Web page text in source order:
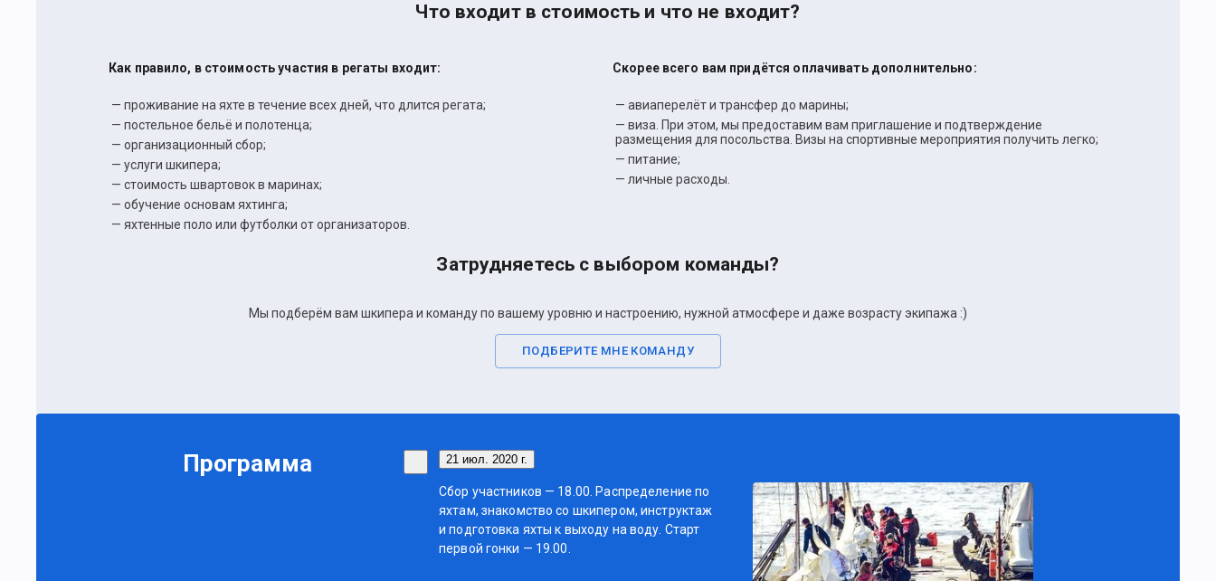
Что входит в стоимость и что не входит?
Как правило, в стоимость участия в регаты входит:
— проживание на яхте в течение всех дней, что длится регата;
— постельное бельё и полотенца;
— организационный сбор;
— услуги шкипера;
— стоимость швартовок в маринах;
— обучение основам яхтинга;
— яхтенные поло или футболки от организаторов.
Скорее всего вам придётся оплачивать дополнительно:
— авиаперелёт и трансфер до марины;
— виза. При этом, мы предоставим вам приглашение и подтверждение
размещения для посольства. Визы на спортивные мероприятия получить легко;
— питание;
— личные расходы.
Затрудняетесь с выбором команды?
Мы подберём вам шкипера и команду по вашему уровню и настроению, нужной атмосфере и даже возрасту экипажа :)
ПОДБЕРИТЕ МНЕ КОМАНДУ
Программа 21 июл. 2020 г.
Сбор участников — 18.00. Распределение по
яхтам, знакомство со шкипером, инструктаж
и подготовка яхты к выходу на воду. Старт
первой гонки — 19.00.